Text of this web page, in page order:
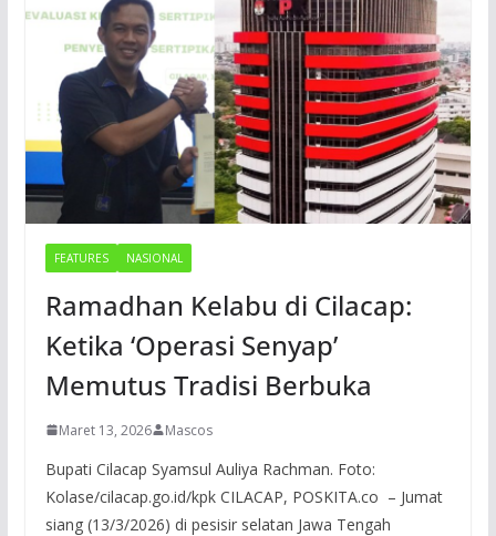
FEATURES NASIONAL
Ramadhan Kelabu di Cilacap:
Ketika ‘Operasi Senyap’
Memutus Tradisi Berbuka
Maret 13, 2026 Mascos
Bupati Cilacap Syamsul Auliya Rachman. Foto:
Kolase/cilacap.go.id/kpk CILACAP, POSKITA.co – Jumat
siang (13/3/2026) di pesisir selatan Jawa Tengah